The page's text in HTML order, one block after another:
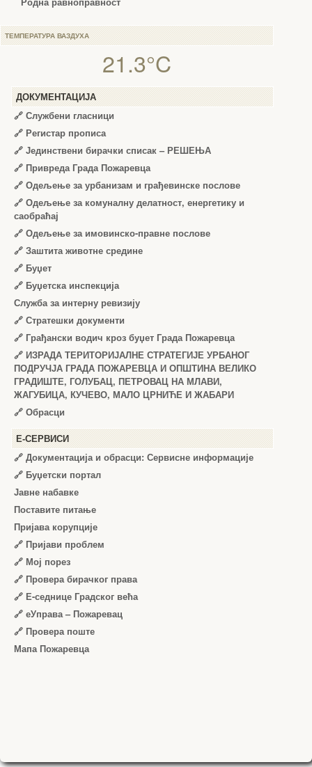
ТЕМПЕРАТУРА ВАЗДУХА
21.3°C
ДОКУМЕНТАЦИЈА
🔗 Службени гласници
🔗 Регистар прописа
🔗 Јединствени бирачки списак – РЕШЕЊА
🔗 Привреда Града Пожаревца
🔗 Одељење за урбанизам и грађевинске послове
🔗 Одељење за комуналну делатност, енергетику и
саобраћај
🔗 Одељење за имовинско-правне послове
🔗 Заштита животне средине
🔗 Буџет
🔗 Буџетска инспекција
Служба за интерну ревизију
🔗 Стратешки документи
🔗 Грађански водич кроз буџет Града Пожаревца
🔗 ИЗРАДА ТЕРИТОРИЈАЛНЕ СТРАТЕГИЈЕ УРБАНОГ
ПОДРУЧЈА ГРАДА ПОЖАРЕВЦА И ОПШТИНА ВЕЛИКО
ГРАДИШТЕ, ГОЛУБАЦ, ПЕТРОВАЦ НА МЛАВИ,
ЖАГУБИЦА, КУЧЕВО, МАЛО ЦРНИЋЕ И ЖАБАРИ
🔗 Обрасци
Е-СЕРВИСИ
🔗 Документација и обрасци: Сервисне информације
🔗 Буџетски портал
Јавне набавке
Поставите питање
Пријава корупције
🔗 Пријави проблем
🔗 Мој порез
🔗 Провера бирачког права
🔗 Е-седнице Градског већа
🔗 еУправа – Пожаревац
🔗 Провера поште
Мапа Пожаревца